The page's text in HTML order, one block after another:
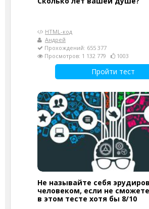
HTML-код
Андрей
Прохождений: 655 377
Просмотров: 1 132 779
1003
Пройти тест
Не называйте себя
человеком, если не
в этом тесте хотя бы 8/10